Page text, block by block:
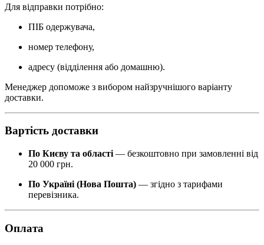
Для відправки потрібно:
ПІБ одержувача,
номер телефону,
адресу (відділення або домашню).
Менеджер допоможе з вибором найзручнішого варіанту
доставки.
Вартість доставки
По Києву та області — безкоштовно при замовленні від
20 000 грн.
По Україні (Нова Пошта) — згідно з тарифами
перевізника.
Оплата